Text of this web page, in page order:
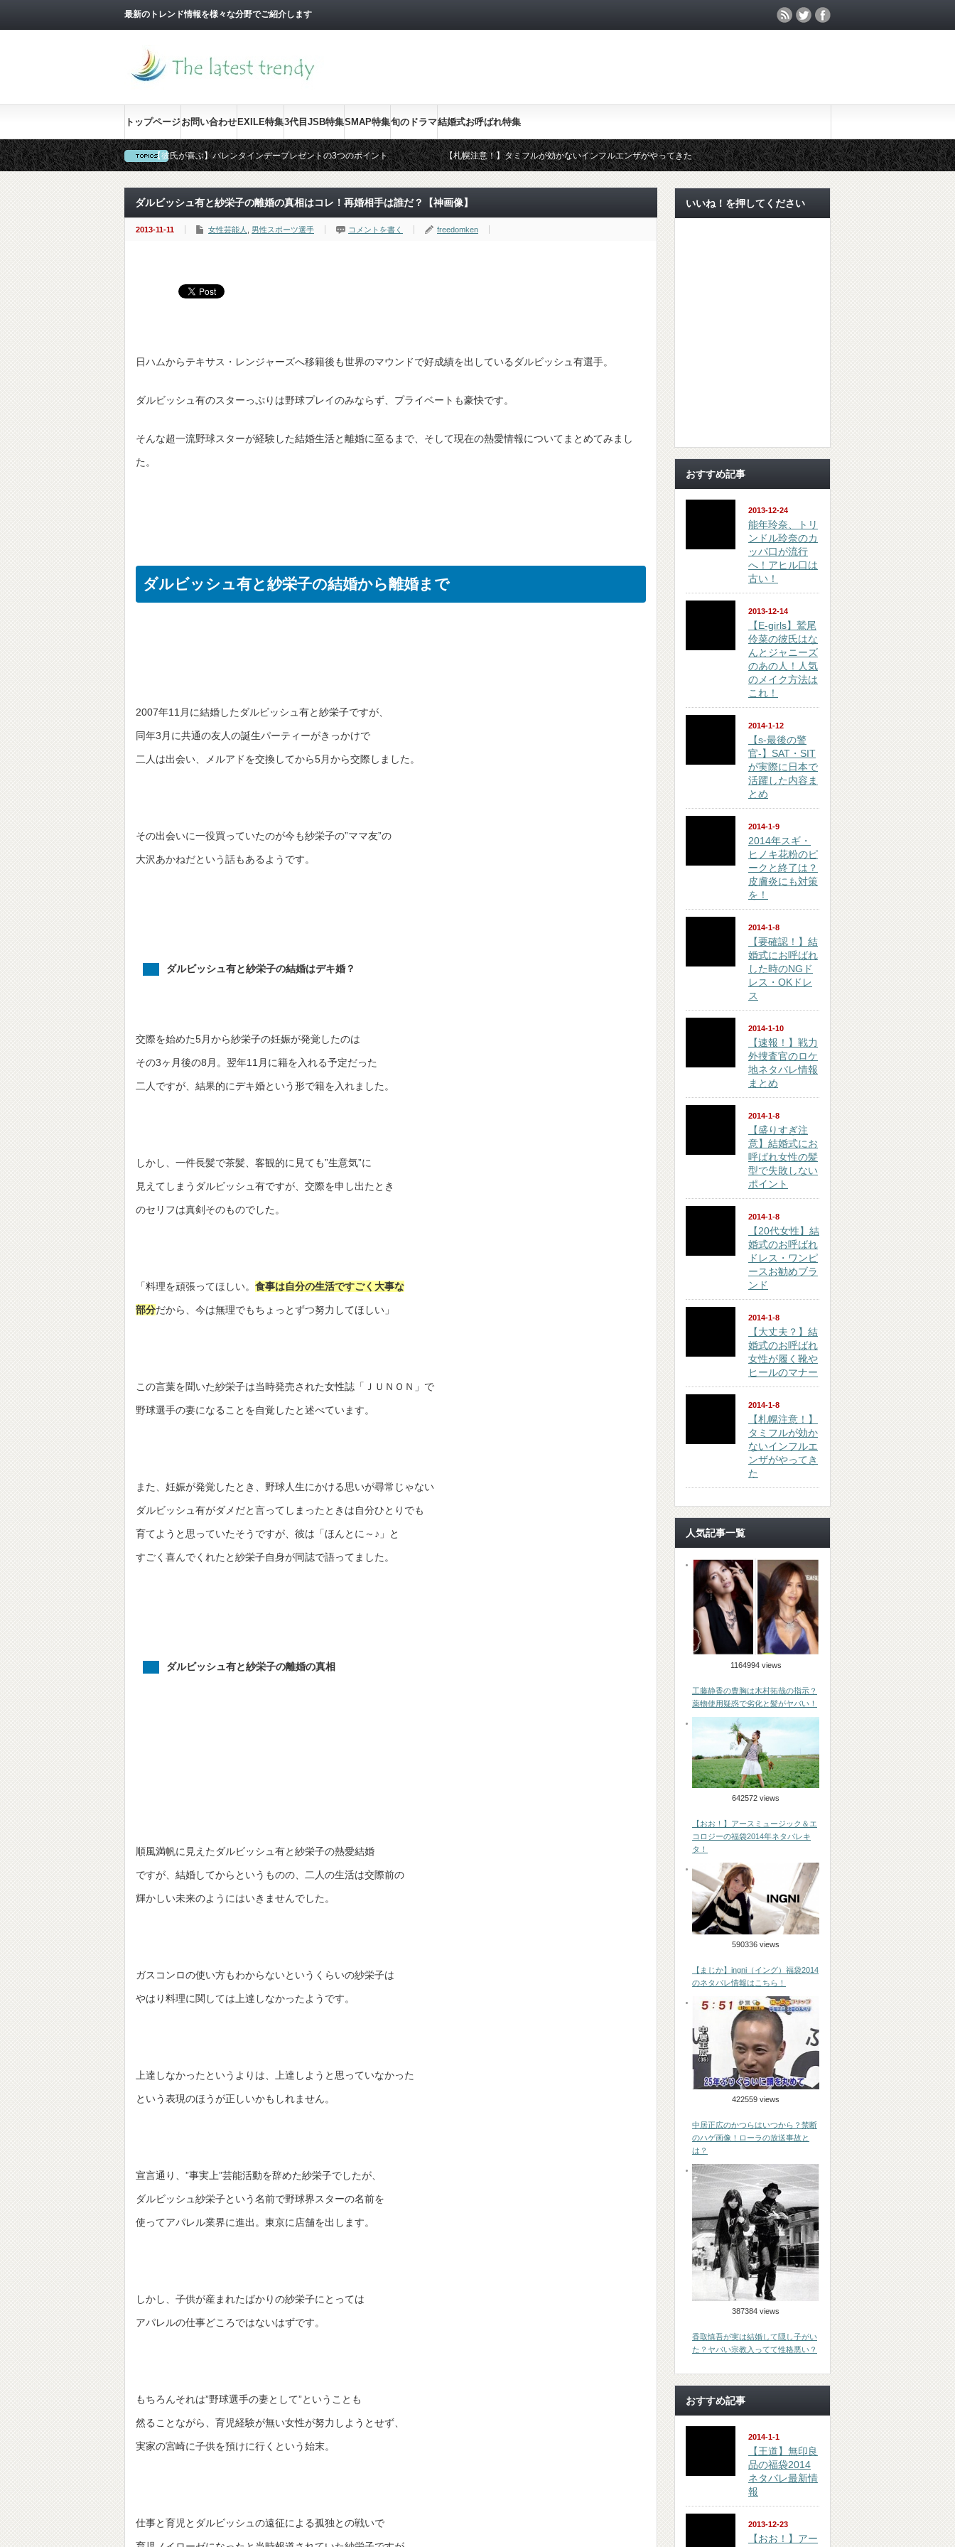
最新のトレンド情報を様々な分野でご紹介します
トップページお問い合わせ EXILE特集3代目JSB特集SMAP特集旬のドラマ結婚式お呼ばれ特集
【彼氏が喜ぶ】バレンタインデープレゼントの3つのポイント
【札幌注意！】タミフルが効かないインフルエンザがやってきた
【要確認！】結婚式にお呼ばれした時のNGドレス・OKドレス
2014年スギ・ヒノキ花粉のピークと終了は？皮膚炎にも対策を！
【間違いない】卒園式・卒業式・入学式の20代ママのファッション
ダルビッシュ有と紗栄子の離婚の真相はコレ！再婚相手は誰だ？【神画像】
2013-11-11 女性芸能人 男性スポーツ選手 コメントを書く freedomken
日ハムからテキサス・レンジャーズへ移籍後も世界のマウンドで好成績を出しているダルビッシュ有選手。
ダルビッシュ有のスターっぷりは野球プレイのみならず、プライベートも豪快です。
そんな超一流野球スターが経験した結婚生活と離婚に至るまで、そして現在の熱愛情報についてまとめてみまし
た。
ダルビッシュ有と紗栄子の結婚から離婚まで
2007年11月に結婚したダルビッシュ有と紗栄子ですが、
同年3月に共通の友人の誕生パーティーがきっかけで
二人は出会い、メルアドを交換してから5月から交際しました。
その出会いに一役買っていたのが今も紗栄子の”ママ友”の
大沢あかねだという話もあるようです。
ダルビッシュ有と紗栄子の結婚はデキ婚？
交際を始めた5月から紗栄子の妊娠が発覚したのは
その3ヶ月後の8月。翌年11月に籍を入れる予定だった
二人ですが、結果的にデキ婚という形で籍を入れました。
しかし、一件長髪で茶髪、客観的に見ても”生意気”に
見えてしまうダルビッシュ有ですが、交際を申し出たとき
のセリフは真剣そのものでした。
「料理を頑張ってほしい。 食事は自分の生活ですごく大事な
部分だから、今は無理でもちょっとずつ努力してほしい」
この言葉を聞いた紗栄子は当時発売された女性誌「ＪＵＮＯＮ」で
野球選手の妻になることを自覚したと述べています。
また、妊娠が発覚したとき、野球人生にかける思いが尋常じゃない
ダルビッシュ有がダメだと言ってしまったときは自分ひとりでも
育てようと思っていたそうですが、彼は「ほんとに～♪」と
すごく喜んでくれたと紗栄子自身が同誌で語ってました。
ダルビッシュ有と紗栄子の離婚の真相
順風満帆に見えたダルビッシュ有と紗栄子の熱愛結婚
ですが、結婚してからというものの、二人の生活は交際前の
輝かしい未来のようにはいきませんでした。
ガスコンロの使い方もわからないというくらいの紗栄子は
やはり料理に関しては上達しなかったようです。
上達しなかったというよりは、上達しようと思っていなかった
という表現のほうが正しいかもしれません。
宣言通り、”事実上”芸能活動を辞めた紗栄子でしたが、
ダルビッシュ紗栄子という名前で野球界スターの名前を
使ってアパレル業界に進出。東京に店舗を出します。
しかし、子供が産まれたばかりの紗栄子にとっては
アパレルの仕事どころではないはずです。
もちろんそれは”野球選手の妻として”ということも
然ることながら、育児経験が無い女性が努力しようとせず、
実家の宮崎に子供を預けに行くという始末。
仕事と育児とダルビッシュの遠征による孤独との戦いで
いいね！を押してください
おすすめ記事
2013-12-24
能年玲奈、トリ
ンドル玲奈のカ
ッパ口が流行
へ！アヒル口は
古い！
2013-12-14
【E-girls】鷲尾
伶菜の彼氏はな
んとジャニーズ
のあの人！人気
のメイク方法は
これ！
2014-1-12
【s-最後の警
官-】SAT・SIT
が実際に日本で
活躍した内容ま
とめ
2014-1-9
2014年スギ・
ヒノキ花粉のピ
ークと終了は？
皮膚炎にも対策
を！
2014-1-8
【要確認！】結
婚式にお呼ばれ
した時のNGド
レス・OKドレ
ス
2014-1-10
【速報！】戦力
外捜査官のロケ
地ネタバレ情報
まとめ
2014-1-8
【盛りすぎ注
意】結婚式にお
呼ばれ女性の髪
型で失敗しない
ポイント
2014-1-8
【20代女性】結
婚式のお呼ばれ
ドレス・ワンピ
ースお勧めブラ
ンド
2014-1-8
【大丈夫？】結
婚式のお呼ばれ
女性が履く靴や
ヒールのマナー
2014-1-8
【札幌注意！】
タミフルが効か
ないインフルエ
ンザがやってき
た
人気記事一覧
1164994 views
工藤静香の豊胸は木村拓哉の指示？
薬物使用疑惑で劣化と髪がヤバい！
642572 views
【おお！】アースミュージック＆エ
コロジーの福袋2014年ネタバレキ
タ！
590336 views
【まじか】ingni（イング）福袋2014
のネタバレ情報はこちら！
422559 views
中居正広のかつらはいつから？禁断
のハゲ画像！ローラの放送事故と
は？
387384 views
香取慎吾が実は結婚して隠し子がい
た？ヤバい宗教入ってて性格悪い？
おすすめ記事
2014-1-1
【王道】無印良
品の福袋2014
ネタバレ最新情
報
2013-12-23
【おお！】アー